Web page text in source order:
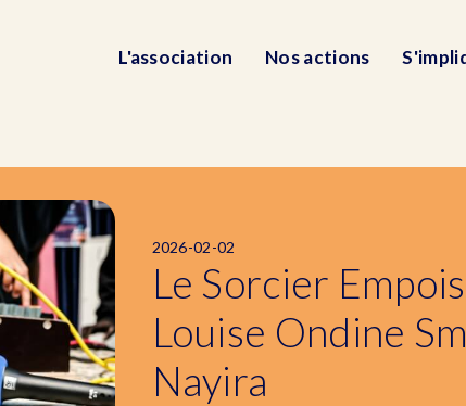
L'association Nos actions
2026-02-02
Le Sorcier
Louise Ondine
Nayira